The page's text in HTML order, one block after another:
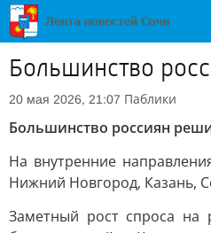
Большинство
20 мая 2026, 21:07 Паблики
Большинство россиян
На внутренние
Нижний Новгород, Казань,
Заметный рост спроса на